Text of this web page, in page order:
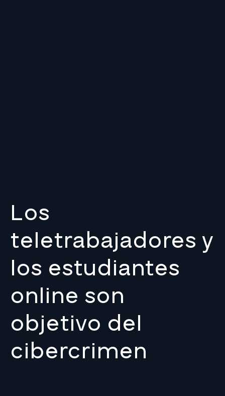
Los
teletrabajadores y
los estudiantes
online son
objetivo del
cibercrimen